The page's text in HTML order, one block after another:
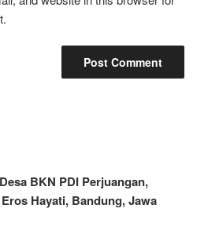
BKN PDI Perjuangan,
Hayati, Bandung, Jawa